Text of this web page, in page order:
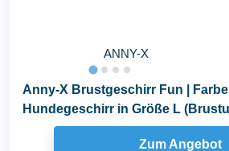
ANNY-X
Anny-X Brustgeschirr Fun | Farbe
Hundegeschirr in Größe L
Zum Angebot